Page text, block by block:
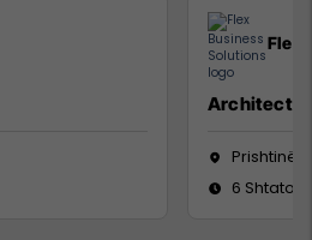
Flex
Architect
Prishtinë
6 Shtator